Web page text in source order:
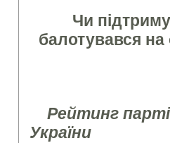
Чи
балотувався на
Рейтинг
України